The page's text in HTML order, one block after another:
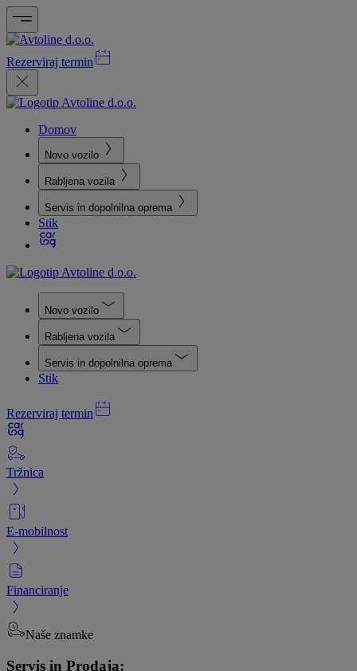
Rezerviraj termin
Domov
Novo vozilo
Rabljena vozila
Servis in dopolnilna oprema
Stik
Novo vozilo
Rabljena vozila
Servis in dopolnilna oprema
Stik
Rezerviraj termin
Tržnica
E-mobilnost
Financiranje
Naše znamke
Servis in Prodaja: